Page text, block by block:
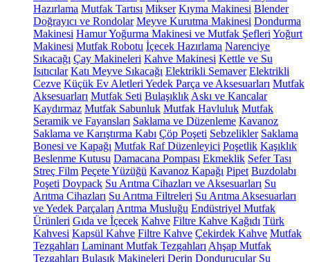
Hazırlama Mutfak Tartısı Mikser Kıyma Makinesi Blender
Doğrayıcı ve Rondolar Meyve Kurutma Makinesi Dondurma
Makinesi Hamur Yoğurma Makinesi ve Mutfak Şefleri Yoğurt
Makinesi Mutfak Robotu İçecek Hazırlama Narenciye
Sıkacağı Çay Makineleri Kahve Makinesi Kettle ve Su
Isıtıcılar Katı Meyve Sıkacağı Elektrikli Semaver Elektrikli
Cezve Küçük Ev Aletleri Yedek Parça ve Aksesuarları Mutfak
Aksesuarları Mutfak Seti Bulaşıklık Askı ve Kancalar
Kaydırmaz Mutfak Sabunluk Mutfak Havluluk Mutfak
Seramik ve Fayansları Saklama ve Düzenleme Kavanoz
Saklama ve Karıştırma Kabı Çöp Poşeti Sebzelikler Saklama
Bonesi ve Kapağı Mutfak Raf Düzenleyici Poşetlik Kaşıklık
Beslenme Kutusu Damacana Pompası Ekmeklik Sefer Tası
Streç Film Peçete Yüzüğü Kavanoz Kapağı Pipet Buzdolabı
Poşeti Doypack Su Arıtma Cihazları ve Aksesuarları Su
Arıtma Cihazları Su Arıtma Filtreleri Su Arıtma Aksesuarları
ve Yedek Parçaları Arıtma Musluğu Endüstriyel Mutfak
Ürünleri Gıda ve İçecek Kahve Filtre Kahve Kağıdı Türk
Kahvesi Kapsül Kahve Filtre Kahve Çekirdek Kahve Mutfak
Tezgahları Laminant Mutfak Tezgahları Ahşap Mutfak
Tezgahları Bulaşık Makineleri Derin Dondurucular Su